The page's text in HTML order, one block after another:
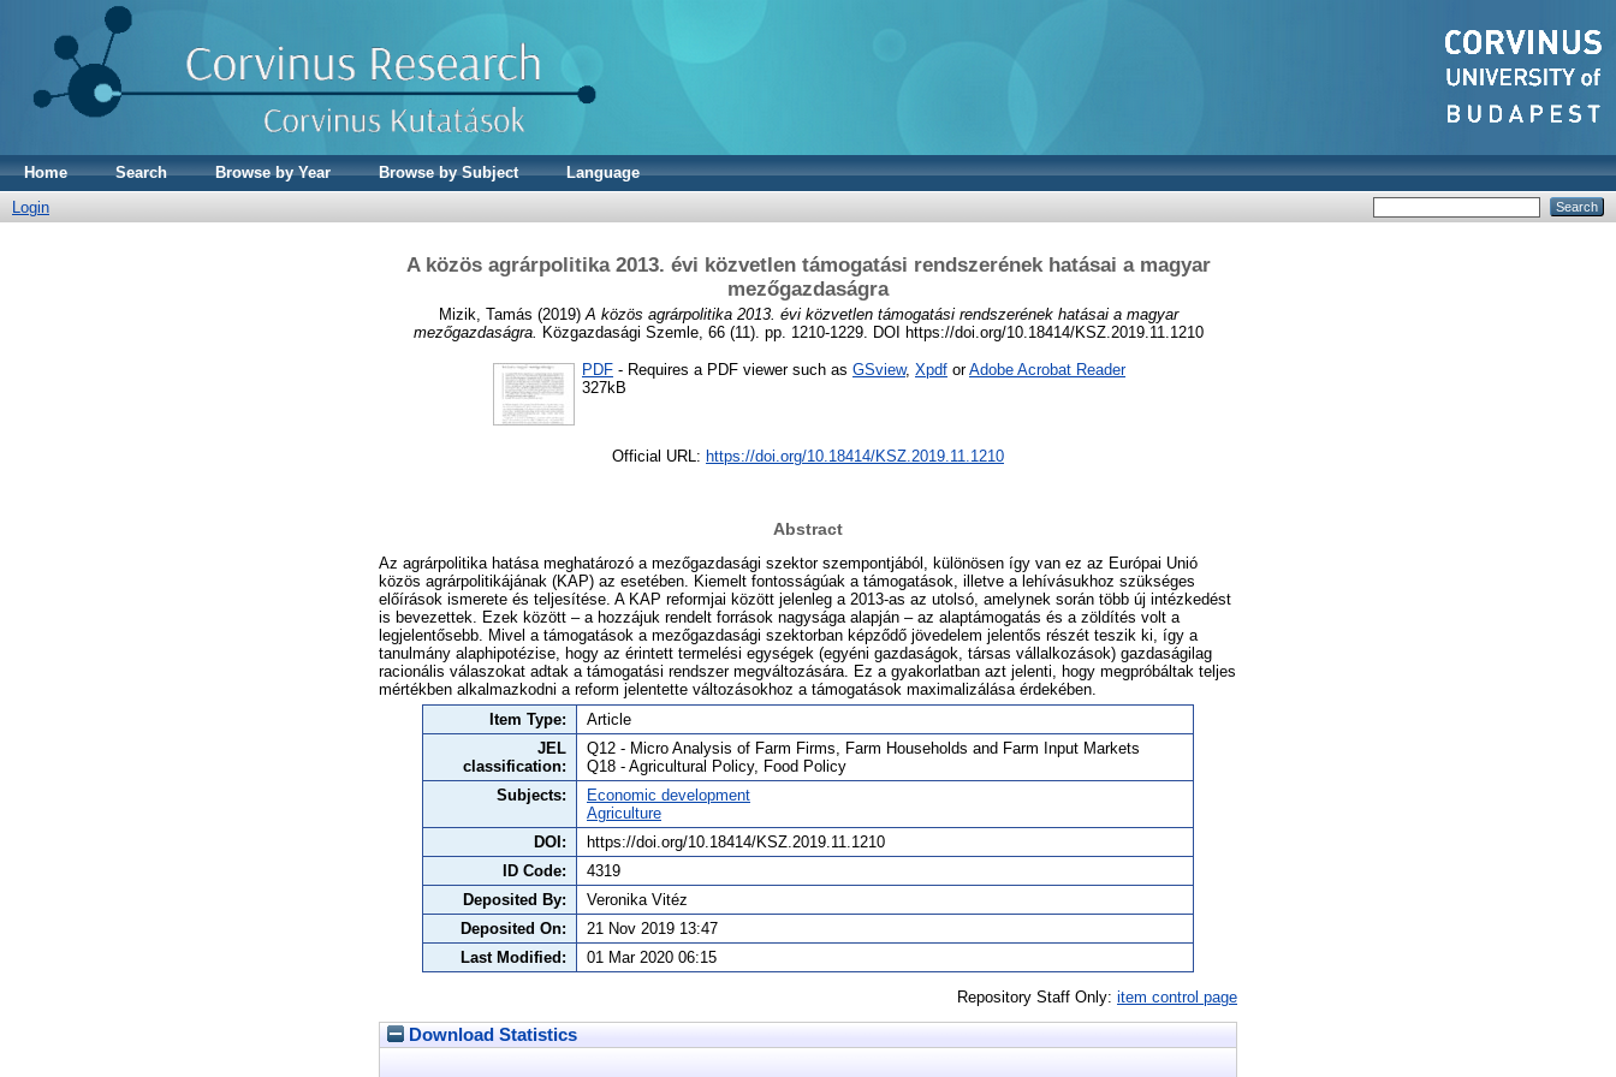
Home Search Browse by Year Browse by Subject
Language
Login
A közös agrárpolitika 2013. évi közvetlen támogatási rendszerének hatásai a magyar
mezőgazdaságra
Mizik, Tamás (2019) A közös agrárpolitika 2013. évi közvetlen támogatási rendszerének hatásai a magyar
mezőgazdaságra.
Közgazdasági Szemle, 66 (11). pp. 1210-1229. DOI https://doi.org/10.18414/KSZ.2019.11.1210
PDF - Requires a PDF viewer such as GSview, Xpdf orAdobe Acrobat Reader
327kB
Official URL: https://doi.org/10.18414/KSZ.2019.11.1210
Abstract
Az agrárpolitika hatása meghatározó a mezőgazdasági szektor szempontjából, különösen így van ez az Európai Unió
közös agrárpolitikájának (KAP) az esetében. Kiemelt fontosságúak a támogatások, illetve a lehívásukhoz szükséges
előírások ismerete és teljesítése. A KAP reformjai között jelenleg a 2013-as az utolsó, amelynek során több új intézkedést
is bevezettek. Ezek között – a hozzájuk rendelt források nagysága alapján – az alaptámogatás és a zöldítés volt a
legjelentősebb. Mivel a támogatások a mezőgazdasági szektorban képződő jövedelem jelentős részét teszik ki, így a
tanulmány alaphipotézise, hogy az érintett termelési egységek (egyéni gazdaságok, társas vállalkozások) gazdaságilag
racionális válaszokat adtak a támogatási rendszer megváltozására. Ez a gyakorlatban azt jelenti, hogy megpróbáltak teljes
mértékben alkalmazkodni a reform jelentette változásokhoz a támogatások maximalizálása érdekében.
Item Type:
Article
JEL
classification:
Q12 - Micro Analysis of Farm Firms, Farm Households and Farm Input Markets
Q18 - Agricultural Policy, Food Policy
Subjects:
Economic development
Agriculture
DOI:
https://doi.org/10.18414/KSZ.2019.11.1210
ID Code:
4319
Deposited By:
Veronika Vitéz
Deposited On:
21 Nov 2019 13:47
Last Modified:
01 Mar 2020 06:15
Repository Staff Only: item control page
Download Statistics